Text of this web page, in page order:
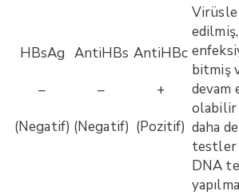
HBsAg
–
(Negatif)
AntiHBs
–
(Negatif)
AntiHBc
+
(Pozitif)
Virüsle
edilmiş,
bitmiş
devam
olabilir
daha
testler
DNA